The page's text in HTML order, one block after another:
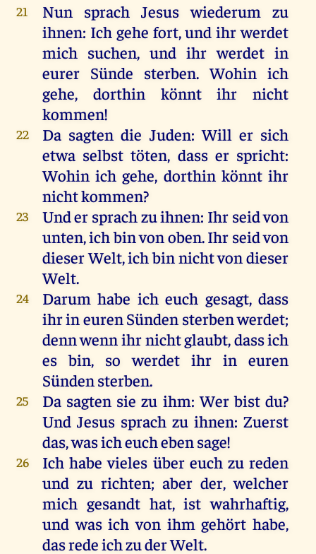
21 Nun sprach Jesus wiederum zu
ihnen: Ich gehe fort,und ihr werdet
mich suchen, und ihr werdet in
eurer Sünde sterben.Wohin ich
gehe, dorthin könnt ihr
nicht
kommen!
22 Da sagten die Juden:Will er sich
etwa selbst töten, dass er spricht:
Wohin ich gehe, dorthin könnt ihr
nichtkommen?
23 Under sprachzuihnen: Ihr seidvon
unten,ichbinvonoben.Ihr seidvon
dieserWelt,ichbinnichtvondieser
Welt.
24 Darum habe ich euch gesagt, dass
ihrineurenSünden sterbenwerdet;
dennwennihrnichtglaubt, dassich
es bin, so werdet ihr in euren
Sündensterben.
25 Da sagten sie zu ihm:Wer bist du?
Und Jesus sprach zu ihnen:Zuerst
das,wasicheuchebensage!
26 Ich habe vieles über euch zu reden
und zu richten;aber der,welcher
mich gesandt hat,ist wahrhaftig,
und was ich von ihm gehört habe,
dasredeichzuderWelt.